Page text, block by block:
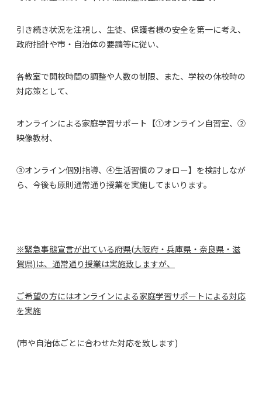
引き続き状況を注視し、生徒、保護者様の安全を第一に考え、
政府指針や市・自治体の要請等に従い、
各教室で開校時間の調整や人数の制限、また、学校の休校時の
対応策として、
オンラインによる家庭学習サポート【①オンライン自習室、②
映像教材、
③オンライン個別指導、④生活習慣のフォロー】を検討しなが
ら、今後も原則通常通り授業を実施してまいります。
※緊急事態宣言が出ている府県(大阪府・兵庫県・奈良県・滋
賀県)は、通常通り授業は実施致しますが、
ご希望の方にはオンラインによる家庭学習サポートによる対応
を実施
(市や自治体ごとに合わせた対応を致します)